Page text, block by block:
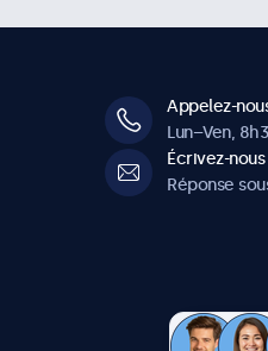
Appelez-
Lun–Ven,
Écrivez-
Réponse